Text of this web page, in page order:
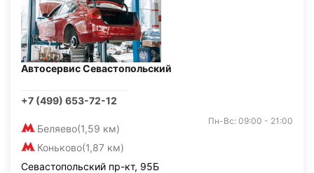
Автосервис Севастопольский
+7 (499) 653-72-12
Беляево(1,59 км)
Коньково(1,87 км)
Пн-Вс: 09:00 - 21:00
Севастопольский пр-кт, 95Б